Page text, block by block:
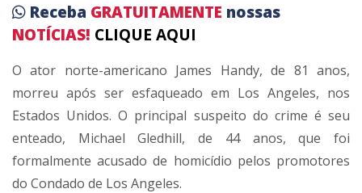
Receba GRATUITAMENTE nossas
NOTÍCIAS! CLIQUE AQUI
O ator norte-americano James Handy, de 81 anos,
morreu após ser esfaqueado em Los Angeles, nos
Estados Unidos. O principal suspeito do crime é seu
enteado, Michael Gledhill, de 44 anos, que foi
formalmente acusado de homicídio pelos promotores
do Condado de Los Angeles.